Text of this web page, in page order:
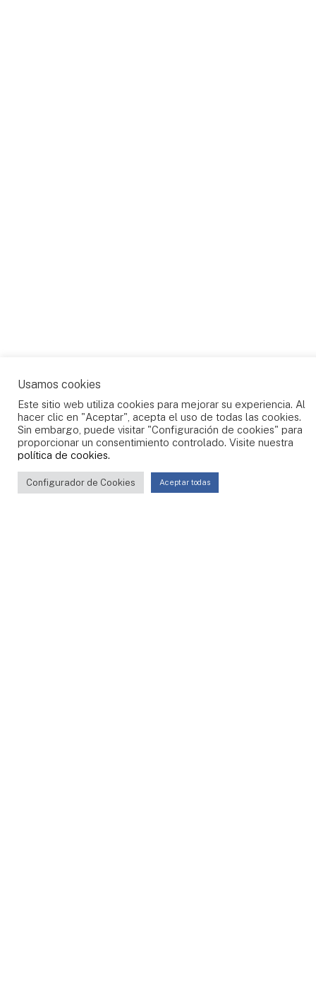
Usamos cookies
Este sitio web utiliza cookies para mejorar su experiencia. Al
hacer clic en "Aceptar", acepta el uso de todas las cookies.
Sin embargo, puede visitar "Configuración de cookies" para
proporcionar un consentimiento controlado. Visite nuestra
política de cookies.
Configurador de Cookies Aceptar todas